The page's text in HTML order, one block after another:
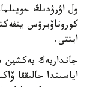
ول اۋرۋدىڭ
ايتتى.
جانداربەك بەكشين
اياسىندا حالىققا